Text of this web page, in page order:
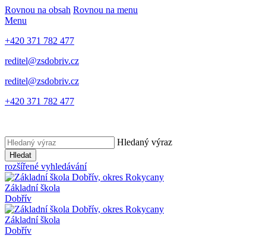
Rovnou na obsah Rovnou na menu
Menu
+420 371 782 477
reditel@zsdobriv.cz
reditel@zsdobriv.cz
+420 371 782 477
Hledaný výraz
Hledat
rozšířené vyhledávání
Základní škola
Dobřív
Základní škola
Dobřív